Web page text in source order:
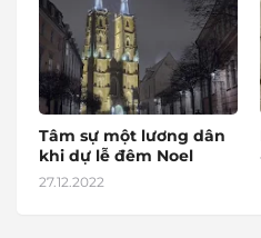
Tâm sự một lương dân
khi dự lễ đêm Noel
27.12.2022